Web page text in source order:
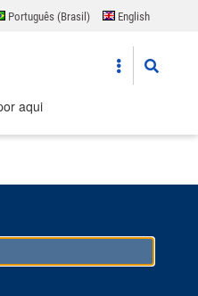
Português (Brasil)
English
aqui